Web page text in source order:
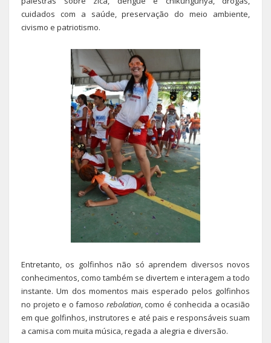
cuidados com a saúde, preservação do meio ambiente,
civismo e patriotismo.
Entretanto, os golfinhos não só aprendem diversos novos
conhecimentos, como também se divertem e interagem a todo
instante. Um dos momentos mais esperado pelos golfinhos
no projeto e o famoso rebolation, como é conhecida a ocasião
em que golfinhos, instrutores e até pais e responsáveis suam
a camisa com muita música, regada a alegria e diversão.